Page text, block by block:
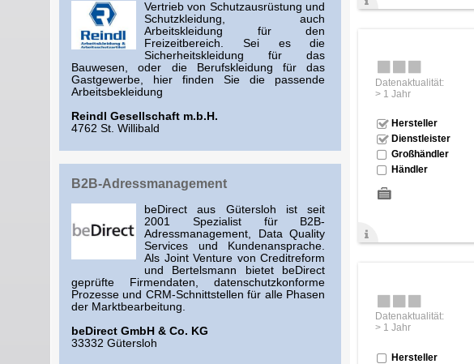
Vertrieb von Schutzausrüstung und
Schutzkleidung, auch
Arbeitskleidung für den
Freizeitbereich. Sei es die
Sicherheitskleidung für das
Bauwesen, oder die Berufskleidung für das
Gastgewerbe, hier finden Sie die passende
Arbeitsbekleidung
Reindl Gesellschaft m.b.H.
4762 St. Willibald
B2B-Adressmanagement
beDirect aus Gütersloh ist seit
2001 Spezialist für B2B-
Adressmanagement, Data Quality
Services und Kundenansprache.
Als Joint Venture von Creditreform
und Bertelsmann bietet beDirect
geprüfte Firmendaten, datenschutzkonforme
Prozesse und CRM-Schnittstellen für alle Phasen
der Marktbearbeitung.
beDirect GmbH & Co. KG
33332 Gütersloh
Datenaktualität:
> 1 Jahr
Hersteller
Dienstleister
Großhändler
Händler
Datenaktualität:
> 1 Jahr
Hersteller